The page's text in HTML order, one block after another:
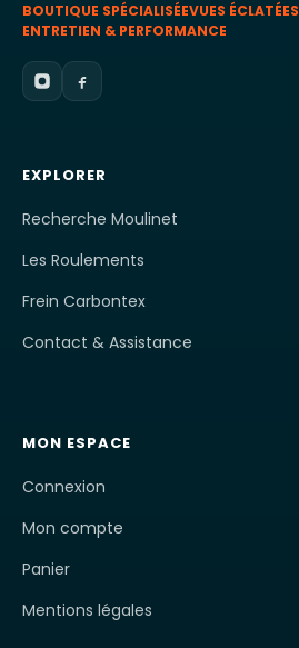
BOUTIQUE SPÉCIALISÉEVUES ÉCLATÉES
ENTRETIEN & PERFORMANCE
EXPLORER
Recherche Moulinet
Les Roulements
Frein Carbontex
Contact & Assistance
MON ESPACE
Connexion
Mon compte
Panier
Mentions légales